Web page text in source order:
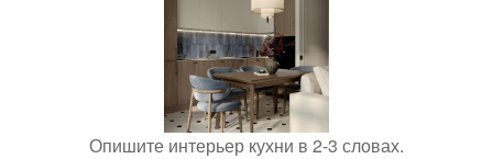
Опишите интерьер кухни в 2-3 словах.